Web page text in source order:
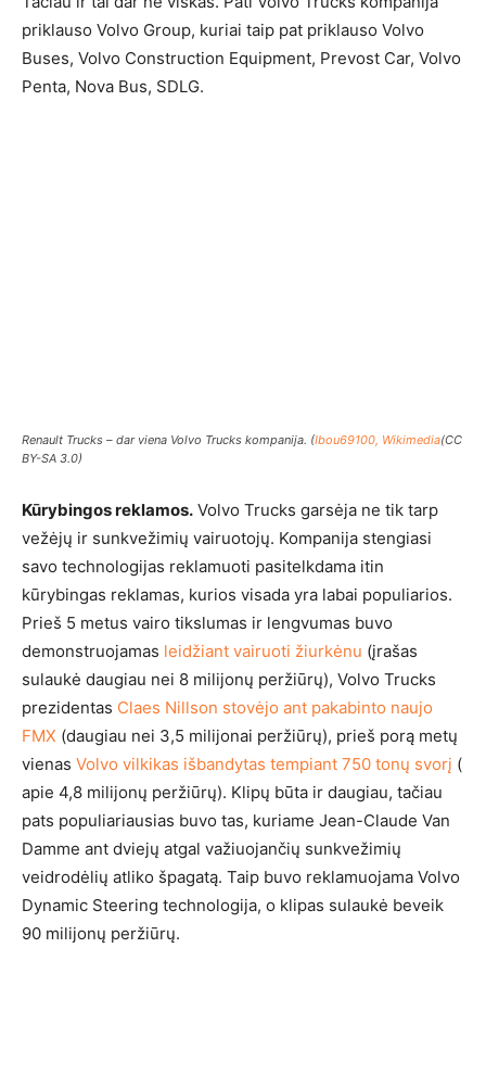
priklauso Volvo Group, kuriai taip pat priklauso Volvo
Buses, Volvo Construction Equipment, Prevost Car, Volvo
Penta, Nova Bus, SDLG.
Renault Trucks – dar viena Volvo Trucks kompanija. (Ibou69100, Wikimedia(CC
BY-SA 3.0)
Kūrybingos reklamos. Volvo Trucks garsėja ne tik tarp
vežėjų ir sunkvežimių vairuotojų. Kompanija stengiasi
savo technologijas reklamuoti pasitelkdama itin
kūrybingas reklamas, kurios visada yra labai populiarios.
Prieš 5 metus vairo tikslumas ir lengvumas buvo
demonstruojamas leidžiant vairuoti žiurkėnu (įrašas
sulaukė daugiau nei 8 milijonų peržiūrų), Volvo Trucks
prezidentas Claes Nillson stovėjo ant pakabinto naujo
FMX (daugiau nei 3,5 milijonai peržiūrų), prieš porą metų
vienas Volvo vilkikas išbandytas tempiant 750 tonų svorį (
apie 4,8 milijonų peržiūrų). Klipų būta ir daugiau, tačiau
pats populiariausias buvo tas, kuriame Jean-Claude Van
Damme ant dviejų atgal važiuojančių sunkvežimių
veidrodėlių atliko špagatą. Taip buvo reklamuojama Volvo
Dynamic Steering technologija, o klipas sulaukė beveik
90 milijonų peržiūrų.